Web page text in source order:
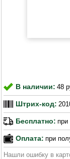
В наличии: 48
Штрих-код:
Бесплатно: при
Оплата: при
Нашли ошибку в